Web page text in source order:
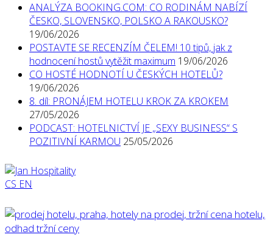
ANALÝZA BOOKING.COM: CO RODINÁM NABÍZÍ
ČESKO, SLOVENSKO, POLSKO A RAKOUSKO?
19/06/2026
POSTAVTE SE RECENZÍM ČELEM! 10 tipů, jak z
hodnocení hostů vytěžit maximum 19/06/2026
CO HOSTÉ HODNOTÍ U ČESKÝCH HOTELŮ?
19/06/2026
8. díl: PRONÁJEM HOTELU KROK ZA KROKEM
27/05/2026
PODCAST: HOTELNICTVÍ JE „SEXY BUSINESS“ S
POZITIVNÍ KARMOU 25/05/2026
CS EN